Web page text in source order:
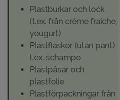
Plastburkar och lock
(t.ex. från créme fraiche,
yougurt)
Plastflaskor (utan pant)
t.ex. schampo
Plastpåsar och
plastfolie
Plastförpackningar från